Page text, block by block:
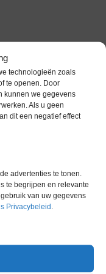
technologieën zoals
te openen. Door
kunnen we gegevens
Als u geen
dit een negatief effect
advertenties te tonen.
te begrijpen en relevante
van uw gegevens
Privacybeleid .
ROX, CAL Fluor Red
Cy5, Quasar 670,